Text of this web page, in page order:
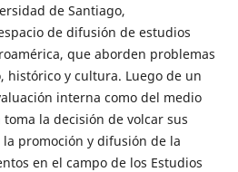
de Santiago,
de difusión de estudios
que aborden problemas
histórico y cultura. Luego de un
interna como del medio
la decisión de volcar sus
promoción y difusión de la
en el campo de los Estudios